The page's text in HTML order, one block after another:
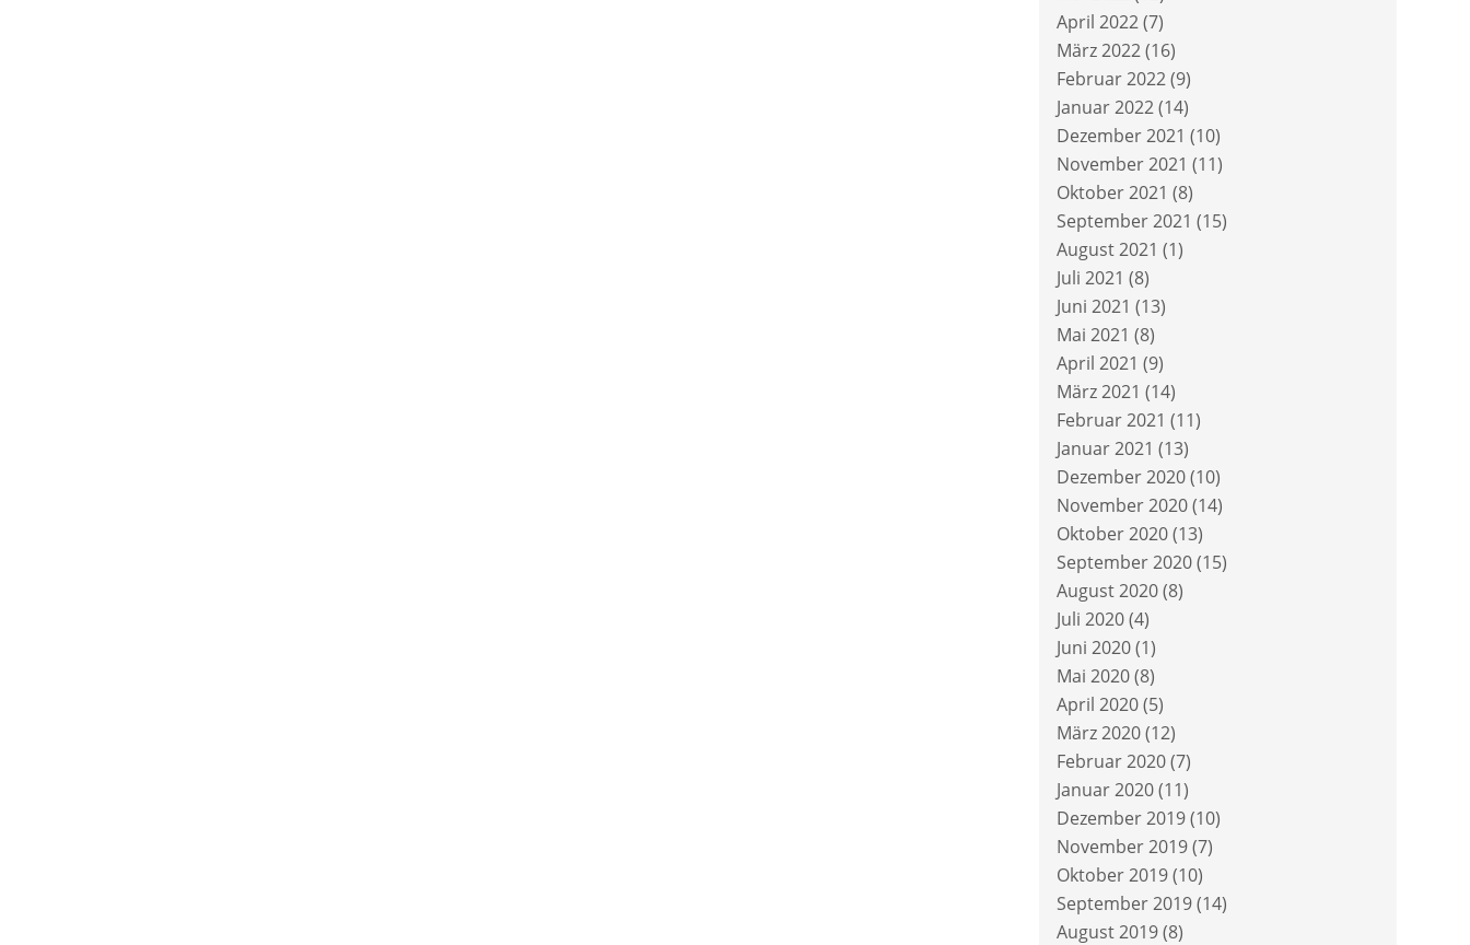
April 2022(7)
März 2022(16)
Februar 2022(9)
Januar 2022(14)
Dezember 2021 (10)
November 2021 (11)
Oktober 2021 (8)
September 2021 (15)
August 2021 (1)
Juli 2021 (8)
Juni 2021 (13)
Mai 2021 (8)
April 2021 (9)
März 2021 (14)
Februar 2021 (11)
Januar 2021 (13)
Dezember 2020(10)
November 2020(14)
Oktober 2020(13)
September 2020(15)
August 2020(8)
Juli 2020(4)
Juni 2020(1)
Mai 2020(8)
April 2020(5)
März 2020(12)
Februar 2020(7)
Januar 2020(11)
Dezember 2019(10)
November 2019(7)
Oktober 2019(10)
September 2019(14)
August 2019(8)